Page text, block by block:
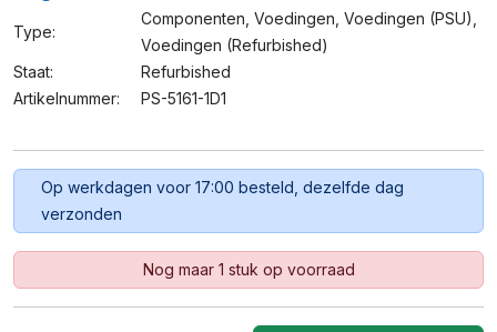
Type:
Componenten Voedingen Voedingen (PSU)
Voedingen (refurbished)
Staat:
Refurbished
Artikelnummer:
PS-5161-1D1
Op werkdagen voor 17:00 besteld, dezelfde dag
verzonden
Nog maar 1 stuk op voorraad